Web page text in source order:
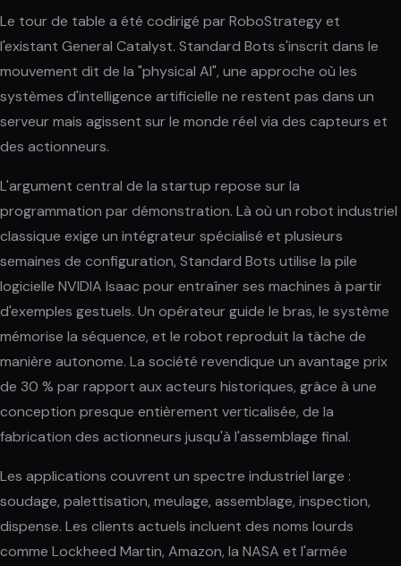
Le tour de table a été codirigé par RoboStrategy et
l'existant General Catalyst. Standard Bots s'inscrit dans le
mouvement dit de la "physical AI", une approche où les
systèmes d'intelligence artificielle ne restent pas dans un
serveur mais agissent sur le monde réel via des capteurs et
des actionneurs.
L'argument central de la startup repose sur la
programmation par démonstration. Là où un robot industriel
classique exige un intégrateur spécialisé et plusieurs
semaines de configuration, Standard Bots utilise la pile
logicielle NVIDIA Isaac pour entraîner ses machines à partir
d'exemples gestuels. Un opérateur guide le bras, le système
mémorise la séquence, et le robot reproduit la tâche de
manière autonome. La société revendique un avantage prix
de 30 % par rapport aux acteurs historiques, grâce à une
conception presque entièrement verticalisée, de la
fabrication des actionneurs jusqu'à l'assemblage final.
Les applications couvrent un spectre industriel large :
soudage, palettisation, meulage, assemblage, inspection,
dispense. Les clients actuels incluent des noms lourds
comme Lockheed Martin, Amazon, la NASA et l'armée